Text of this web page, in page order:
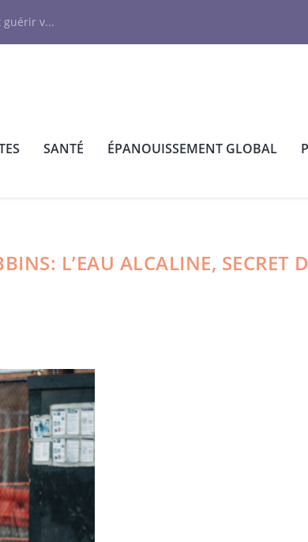
guérir v...
SANTÉ ÉPANOUISSEMENT GLOBAL
L’EAU ALCALINE, SECRET